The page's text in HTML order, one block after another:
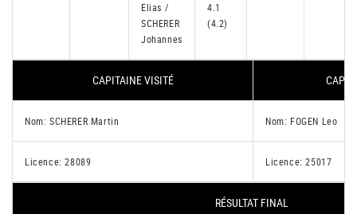
Elias /
SCHERER
Johannes
4.1
(4.2)
CAPITAINE VISITÉ
Nom: SCHERER Martin Nom: FOGEN Leo
Licence: 28089 Licence: 25017
RÉSULTAT FINAL